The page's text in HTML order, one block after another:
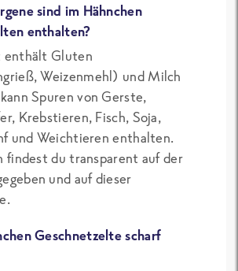
sind im Hähnchen
enthalten?
enthält Gluten
Weizenmehl) und Milch
Spuren von Gerste,
Krebstieren, Fisch, Soja,
und Weichtieren enthalten.
findest du transparent auf der
und auf dieser
Geschnetzelte scharf